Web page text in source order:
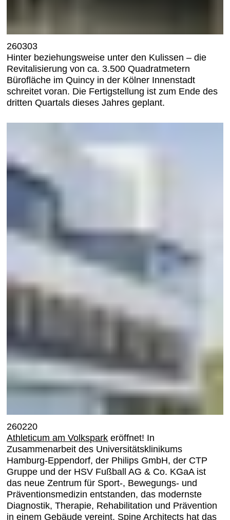
260303
Hinter beziehungsweise unter den Kulissen – die
Revitalisierung von ca. 3.500 Quadratmetern
Bürofläche im Quincy in der Kölner Innenstadt
schreitet voran. Die Fertigstellung ist zum Ende des
dritten Quartals dieses Jahres geplant.
260220
Athleticum am Volkspark eröffnet! In
Zusammenarbeit des Universitätsklinikums
Hamburg-Eppendorf, der Philips GmbH, der CTP
Gruppe und der HSV Fußball AG & Co. KGaA ist
das neue Zentrum für Sport-, Bewegungs- und
Präventionsmedizin entstanden, das modernste
Diagnostik, Therapie, Rehabilitation und Prävention
in einem Gebäude vereint. Spine Architects hat das